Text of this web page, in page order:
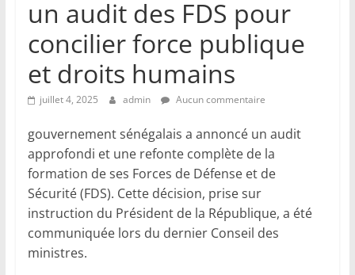
un audit des FDS pour
concilier force publique
et droits humains
juillet 4, 2025 admin Aucun commentaire
gouvernement sénégalais a annoncé un audit
approfondi et une refonte complète de la
formation de ses Forces de Défense et de
Sécurité (FDS). Cette décision, prise sur
instruction du Président de la République, a été
communiquée lors du dernier Conseil des
ministres.